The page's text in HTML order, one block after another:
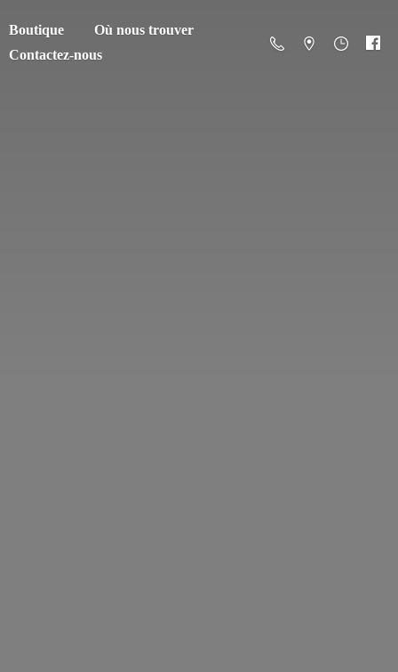
Boutique
Où nous trouver
Contactez-nous